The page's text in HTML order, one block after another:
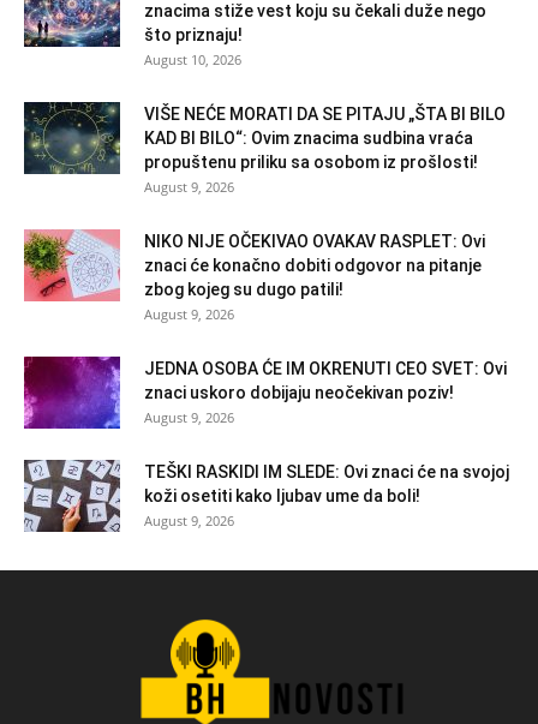
znacima stiže vest koju su čekali duže nego
što priznaju!
August 10, 2026
VIŠE NEĆE MORATI DA SE PITAJU „ŠTA BI BILO
KAD BI BILO“: Ovim znacima sudbina vraća
propuštenu priliku sa osobom iz prošlosti!
August 9, 2026
NIKO NIJE OČEKIVAO OVAKAV RASPLET: Ovi
znaci će konačno dobiti odgovor na pitanje
zbog kojeg su dugo patili!
August 9, 2026
JEDNA OSOBA ĆE IM OKRENUTI CEO SVET: Ovi
znaci uskoro dobijaju neočekivan poziv!
August 9, 2026
TEŠKI RASKIDI IM SLEDE: Ovi znaci će na svojoj
koži osetiti kako ljubav ume da boli!
August 9, 2026